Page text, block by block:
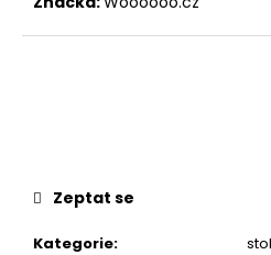
Kategorie:
Zeptat se